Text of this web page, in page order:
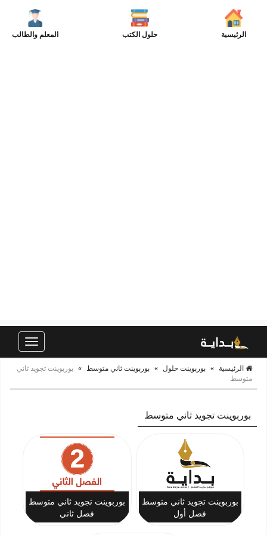
الرئيسية حلول الكتب المعلم والطالب
Toggle
الرئيسية » بوربوينت حلول » بوربوينت ثاني متوسط » بوربوينت تجويد ثاني
متوسط
بوربوينت تجويد ثاني متوسط
بوربوينت تجويد ثاني متوسط
فصل أول
بوربوينت تجويد ثاني متوسط
فصل ثاني